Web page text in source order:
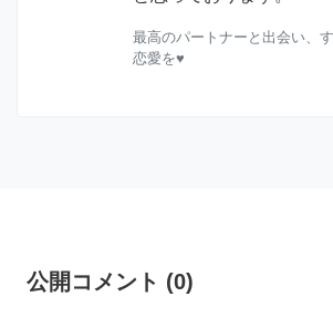
最高のパートナーと出会い、
恋愛を♥
公開コメント (0)